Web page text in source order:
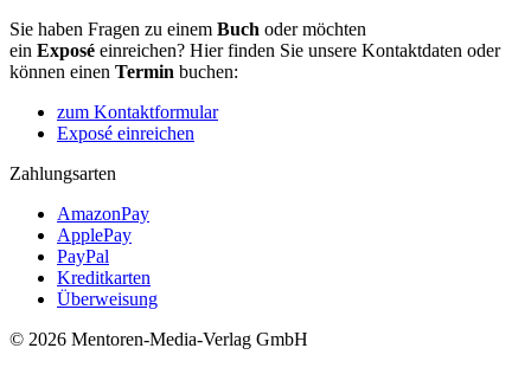
Sie haben Fragen zu einem Buch oder möchten
ein Exposé einreichen? Hier finden Sie unsere Kontaktdaten oder
können einen Termin buchen:
zum Kontaktformular
Exposé einreichen
Zahlungsarten
AmazonPay
ApplePay
PayPal
Kreditkarten
Überweisung
© 2026 Mentoren-Media-Verlag GmbH